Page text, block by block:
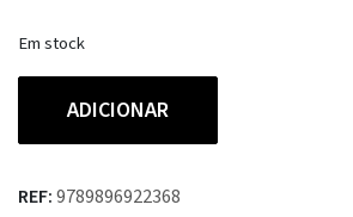
Em stock
Meditação
Um
ADICIONAR
REF:9789896922368